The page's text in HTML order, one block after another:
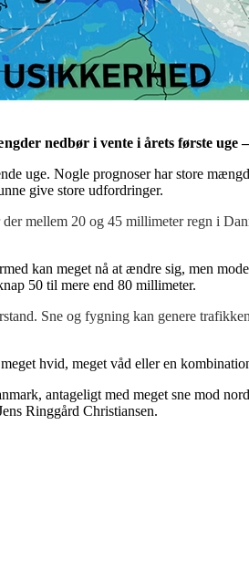
nedbør i vente i årets første uge
uge. Nogle prognoser har store
give store udfordringer.
mellem 20 og 45 millimeter regn i
kan meget nå at ændre sig, men
50 til mere end 80 millimeter.
Sne og fygning kan genere
hvid, meget våd eller en
antageligt med meget sne mod
Ringgård Christiansen.